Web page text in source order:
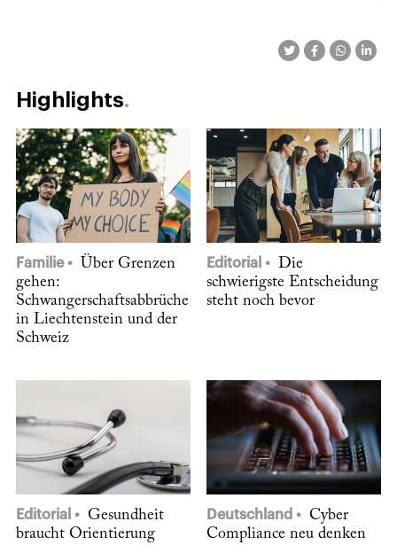
Highlights
Familie
Über Grenzen
gehen:
Schwangerschaftsabbrüche
in Liechtenstein und der
Schweiz
Editorial
Die
schwierigste Entscheidung
steht noch bevor
Editorial
Gesundheit
braucht Orientierung
Deutschland
Cyber
Compliance neu denken